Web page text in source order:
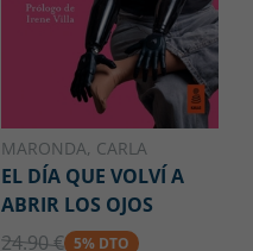
MARONDA, CARLA
EL DÍA QUE VOLVÍ A
ABRIR LOS OJOS
24.90 € 5% DTO